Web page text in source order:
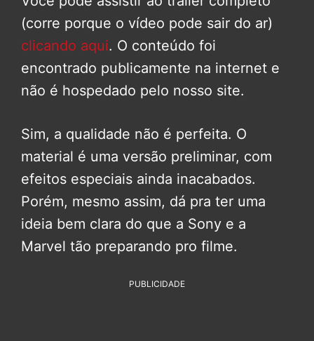
(corre porque o vídeo pode sair do ar)
clicando aqui. O conteúdo foi
encontrado publicamente na internet e
não é hospedado pelo nosso site.
Sim, a qualidade não é perfeita. O
material é uma versão preliminar, com
efeitos especiais ainda inacabados.
Porém, mesmo assim, dá pra ter uma
ideia bem clara do que a Sony e a
Marvel tão preparando pro filme.
PUBLICIDADE